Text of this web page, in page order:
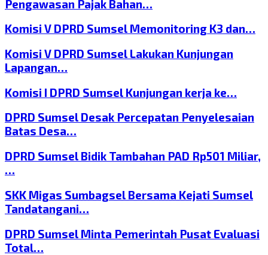
Pengawasan Pajak Bahan…
Komisi V DPRD Sumsel Memonitoring K3 dan…
Komisi V DPRD Sumsel Lakukan Kunjungan
Lapangan…
Komisi I DPRD Sumsel Kunjungan kerja ke…
DPRD Sumsel Desak Percepatan Penyelesaian
Batas Desa…
DPRD Sumsel Bidik Tambahan PAD Rp501 Miliar,
…
SKK Migas Sumbagsel Bersama Kejati Sumsel
Tandatangani…
DPRD Sumsel Minta Pemerintah Pusat Evaluasi
Total…